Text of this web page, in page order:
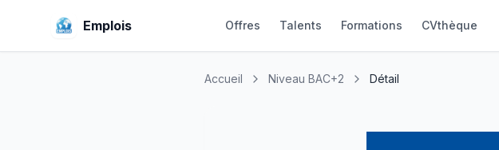
Emplois Offres Talents Formations CVthèque
Accueil Niveau BAC+2 Détail